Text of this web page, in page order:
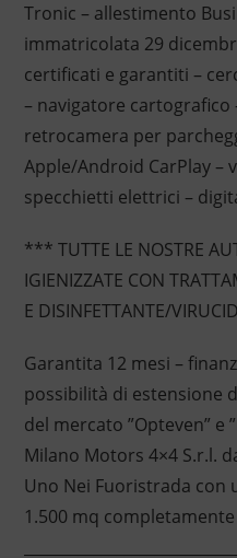
Tronic – allestimento
immatricolata 29
certificati e garantiti –
– navigatore cartografico
retrocamera per
Apple/Android CarPlay –
specchietti elettrici –
*** TUTTE LE NOSTRE
IGIENIZZATE CON
E DISINFETTANTE/
Garantita 12 mesi –
possibilità di estensione
del mercato ”Opteven” e
Milano Motors 4×4 S.r.l.
Uno Nei Fuoristrada con
1.500 mq